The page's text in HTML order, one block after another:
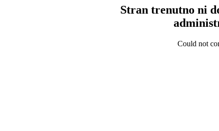
Stran trenutno ni
Could not